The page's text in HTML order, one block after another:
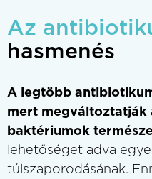
Az
hasmenés
A legtöbb
mert megváltoztatják
baktériumok
lehetőséget adva
túlszaporodásának.